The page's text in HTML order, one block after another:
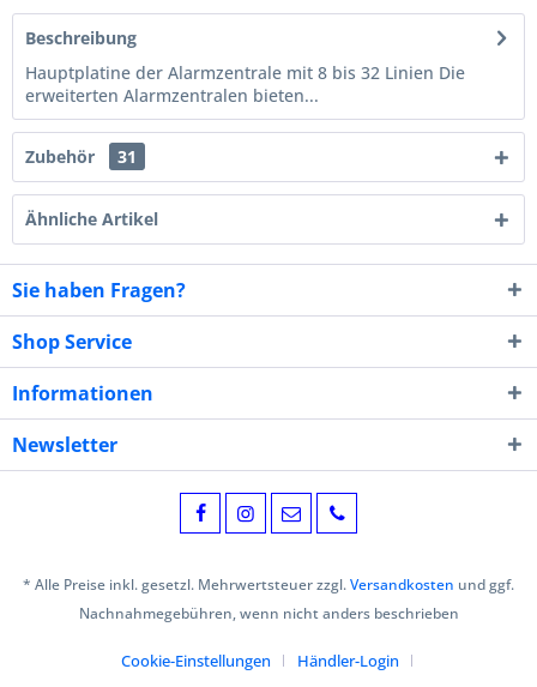
Beschreibung
Hauptplatine der Alarmzentrale mit 8 bis 32 Linien Die
erweiterten Alarmzentralen bieten...
Zubehör 31
Ähnliche Artikel
Sie haben Fragen?
Shop Service
Informationen
Newsletter
* Alle Preise inkl. gesetzl. Mehrwertsteuer zzgl.Versandkosten und ggf.
Nachnahmegebühren, wenn nicht anders beschrieben
Cookie-Einstellungen Händler-Login